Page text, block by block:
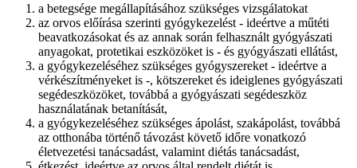
a betegsége megállapításához szükséges vizsgálatokat
az orvos előírása szerinti gyógykezelést - ideértve a műtéti
beavatkozásokat és az annak során felhasznált gyógyászati
anyagokat, protetikai eszközöket is - és gyógyászati ellátást,
a gyógykezeléséhez szükséges gyógyszereket - ideértve a
vérkészítményeket is -, kötszereket és ideiglenes gyógyászati
segédeszközöket, továbbá a gyógyászati segédeszköz
használatának betanítását,
a gyógykezeléséhez szükséges ápolást, szakápolást, továbbá
az otthonába történő távozást követő időre vonatkozó
életvezetési tanácsadást, valamint diétás tanácsadást,